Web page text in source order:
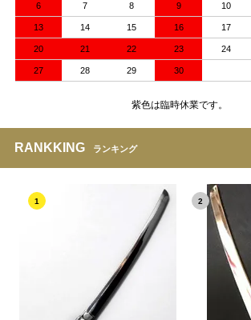
6 7 8 9 10
13 14 15 16 17
20 21 22 23 24
27 28 29 30
紫色は臨時休業です。
RANKKING ランキング
1 2